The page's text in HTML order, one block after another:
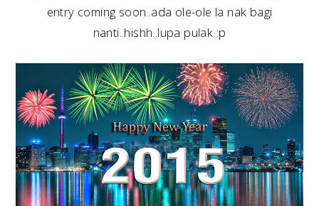
entry coming soon..ada ole-ole la nak bagi
nanti..hishh..lupa pulak :p